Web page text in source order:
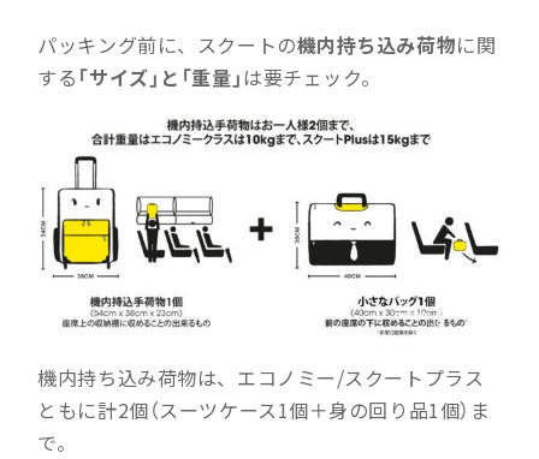
パッキング前に、スクートの機内持ち込み荷物に関
する 「サイズ」と「重量」 は要チェック。
機内持ち込み荷物は、エコノミー/スクートプラス
ともに計2個（スーツケース1個＋身の回り品1個）ま
で。